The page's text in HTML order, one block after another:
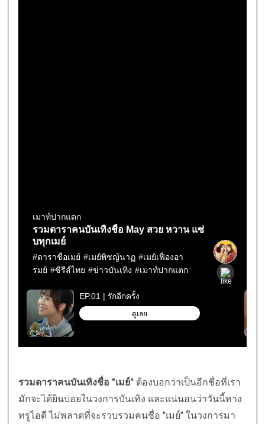
รวมดาราคนบันเทิงชื่อ "เมย์" ต้องบอกว่าเป็นอีกชื่อที่เรา
มักจะได้ยินบ่อยในวงการบันเทิง และแน่นอนว่าวันนี้ทาง
ทรูไอดี ไม่พลาดที่จะรวบรวมคนชื่อ "เมย์" ในวงการมา